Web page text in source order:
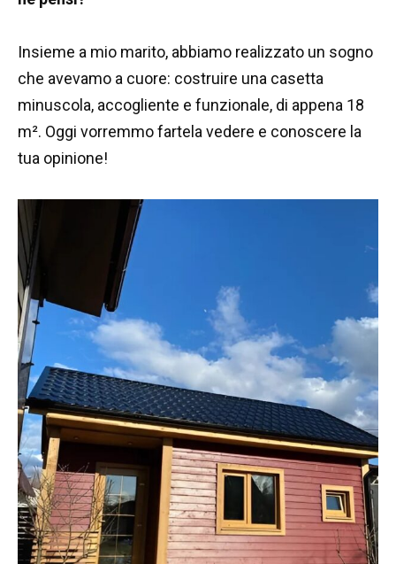
Insieme a mio marito, abbiamo realizzato un sogno
che avevamo a cuore: costruire una casetta
minuscola, accogliente e funzionale, di appena 18
m². Oggi vorremmo fartela vedere e conoscere la
tua opinione!